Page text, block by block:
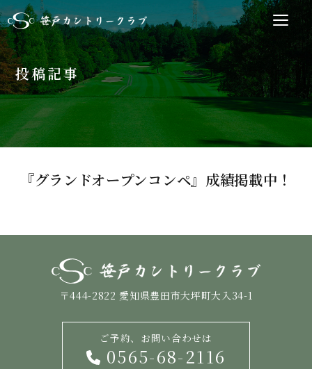
サ
イ
ト
内
メ
ニ
ュ
メ
ニ
ュ
ー
を
開
閉
投稿記事
『グランドオープンコンペ』成績掲載中！
〒444-2822 愛知県豊田市大坪町大入34-1
ご予約、お問い合わせは
0565-68-2116